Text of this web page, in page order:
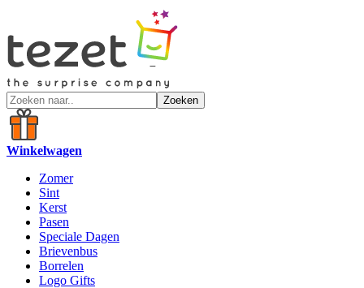
Zoeken
Winkelwagen
Zomer
Sint
Kerst
Pasen
Speciale Dagen
Brievenbus
Borrelen
Logo Gifts